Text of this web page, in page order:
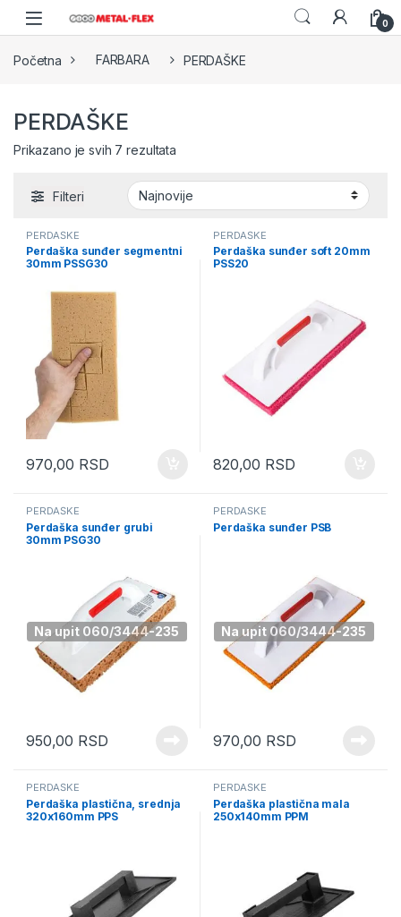
Skip to navigation
Skip to content
0
Početna FARBARA PERDAŠKE
PERDAŠKE
Prikazano je svih 7 rezultataSorted by latest
Filteri
PERDAŠKE
Perdaška sunđer segmentni
30mm PSSG30
970,00 RSD
PERDAŠKE
Perdaška sunđer soft 20mm
PSS20
820,00 RSD
Na upit 060/3444-235
PERDAŠKE
Perdaška sunđer grubi
30mm PSG30
950,00 RSD
Na upit 060/3444-235
PERDAŠKE
Perdaška sunđer PSB
970,00 RSD
PERDAŠKE
Perdaška plastična, srednja
320x160mm PPS
PERDAŠKE
Perdaška plastična mala
250x140mm PPM